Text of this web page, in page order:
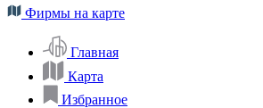
Фирмы на карте
Главная
Карта
Избранное